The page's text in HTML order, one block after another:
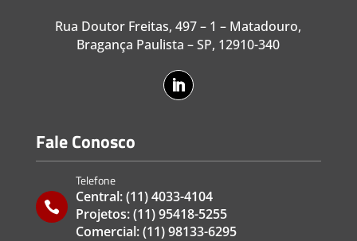
Rua Doutor Freitas, 497 – 1 – Matadouro,
Bragança Paulista – SP, 12910-340
Fale Conosco

Telefone
Central:(11) 4033-4104
Projetos:(11) 95418-5255
Comercial:(11) 98133-6295